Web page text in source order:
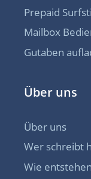
Prepaid
Mailbox
Gutaben
Über uns
Über uns
Wer schreibt
Wie